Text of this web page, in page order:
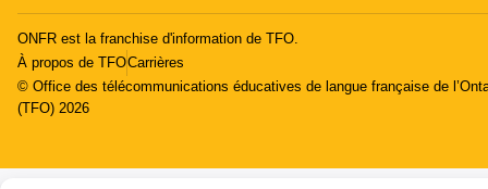
ONFR est la franchise d'information de TFO.
À propos de TFOCarrières
© Office des télécommunications éducatives de langue française de
(TFO) 2026